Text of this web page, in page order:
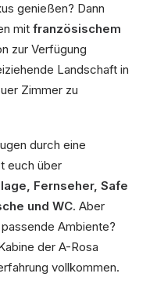
genießen? Dann
mit französischem
zur Verfügung
Landschaft in
Zimmer zu
durch eine
euch über
Fernseher, Safe
und WC. Aber
Ambiente?
der A-Rosa
vollkommen.